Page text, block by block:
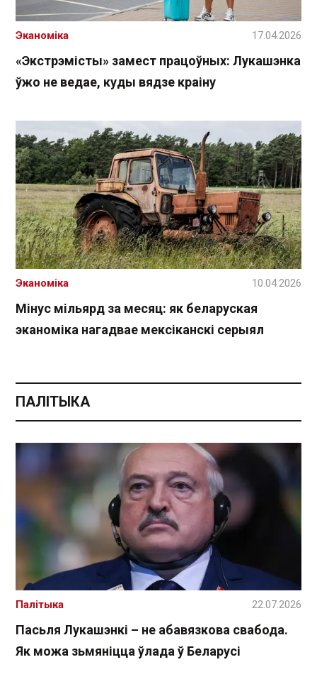
«Экстрэмісты» замест працоўных: Лукашэнка
ўжо не ведае, куды вядзе краіну
Эканоміка 17.04.2026
Мінус мільярд за месяц: як беларуская
эканоміка нагадвае мексіканскі серыял
Эканоміка 10.04.2026
ПАЛІТЫКА
Пасьля Лукашэнкі – не абавязкова свабода.
Як можа зьмяніцца ўлада ў Беларусі
Палітыка 22.07.2026